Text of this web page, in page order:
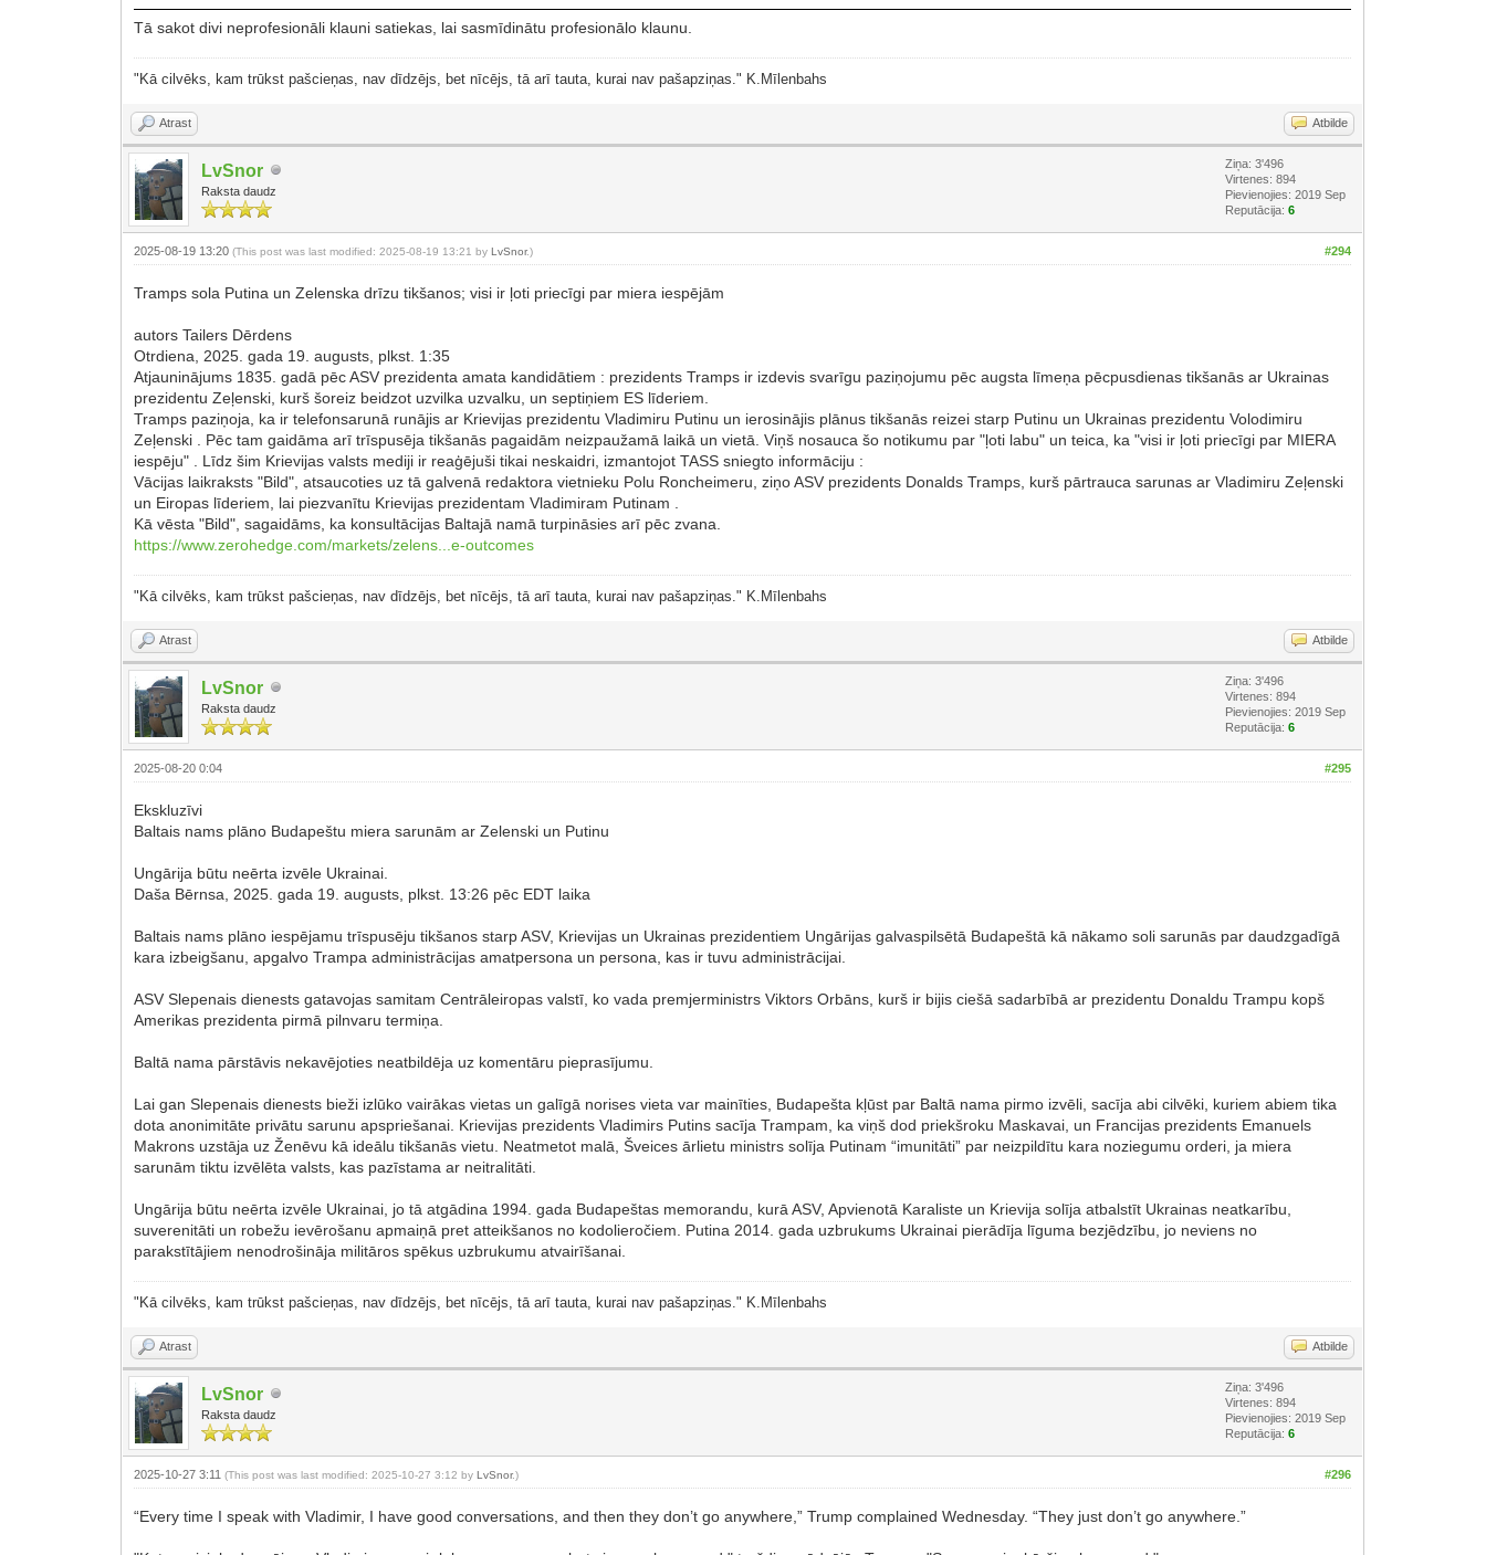
Tā sakot divi neprofesionāli klauni satiekas, lai sasmīdinātu profesionālo klaunu.
"Kā cilvēks, kam trūkst pašcieņas, nav dīdzējs, bet nīcējs, tā arī tauta, kurai nav pašapziņas." K.Mīlenbahs
Atrast Atbilde
LvSnor
Raksta daudz
Ziņa: 3'496
Virtenes: 894
Pievienojies: 2019 Sep
Reputācija:6
#294
2025-08-19 13:20(This post was last modified: 2025-08-19 13:21 byLvSnor.)
Tramps sola Putina un Zelenska drīzu tikšanos; visi ir ļoti priecīgi par miera iespējām
autors Tailers Dērdens
Otrdiena, 2025. gada 19. augusts, plkst. 1:35
Atjauninājums 1835. gadā pēc ASV prezidenta amata kandidātiem : prezidents Tramps ir izdevis svarīgu paziņojumu pēc augsta līmeņa pēcpusdienas tikšanās ar Ukrainas
prezidentu Zeļenski, kurš šoreiz beidzot uzvilka uzvalku, un septiņiem ES līderiem.
Tramps paziņoja, ka ir telefonsarunā runājis ar Krievijas prezidentu Vladimiru Putinu un ierosinājis plānus tikšanās reizei starp Putinu un Ukrainas prezidentu Volodimiru
Zeļenski . Pēc tam gaidāma arī trīspusēja tikšanās pagaidām neizpaužamā laikā un vietā. Viņš nosauca šo notikumu par "ļoti labu" un teica, ka "visi ir ļoti priecīgi par MIERA
iespēju" . Līdz šim Krievijas valsts mediji ir reaģējuši tikai neskaidri, izmantojot TASS sniegto informāciju :
Vācijas laikraksts "Bild", atsaucoties uz tā galvenā redaktora vietnieku Polu Roncheimeru, ziņo ASV prezidents Donalds Tramps, kurš pārtrauca sarunas ar Vladimiru Zeļenski
un Eiropas līderiem, lai piezvanītu Krievijas prezidentam Vladimiram Putinam .
Kā vēsta "Bild", sagaidāms, ka konsultācijas Baltajā namā turpināsies arī pēc zvana.
https://www.zerohedge.com/markets/zelens...e-outcomes
"Kā cilvēks, kam trūkst pašcieņas, nav dīdzējs, bet nīcējs, tā arī tauta, kurai nav pašapziņas." K.Mīlenbahs
Atrast Atbilde
LvSnor
Raksta daudz
Ziņa: 3'496
Virtenes: 894
Pievienojies: 2019 Sep
Reputācija:6
#295
2025-08-20 0:04
Ekskluzīvi
Baltais nams plāno Budapeštu miera sarunām ar Zelenski un Putinu
Ungārija būtu neērta izvēle Ukrainai.
Daša Bērnsa, 2025. gada 19. augusts, plkst. 13:26 pēc EDT laika
Baltais nams plāno iespējamu trīspusēju tikšanos starp ASV, Krievijas un Ukrainas prezidentiem Ungārijas galvaspilsētā Budapeštā kā nākamo soli sarunās par daudzgadīgā
kara izbeigšanu, apgalvo Trampa administrācijas amatpersona un persona, kas ir tuvu administrācijai.
ASV Slepenais dienests gatavojas samitam Centrāleiropas valstī, ko vada premjerministrs Viktors Orbāns, kurš ir bijis ciešā sadarbībā ar prezidentu Donaldu Trampu kopš
Amerikas prezidenta pirmā pilnvaru termiņa.
Baltā nama pārstāvis nekavējoties neatbildēja uz komentāru pieprasījumu.
Lai gan Slepenais dienests bieži izlūko vairākas vietas un galīgā norises vieta var mainīties, Budapešta kļūst par Baltā nama pirmo izvēli, sacīja abi cilvēki, kuriem abiem tika
dota anonimitāte privātu sarunu apspriešanai. Krievijas prezidents Vladimirs Putins sacīja Trampam, ka viņš dod priekšroku Maskavai, un Francijas prezidents Emanuels
Makrons uzstāja uz Ženēvu kā ideālu tikšanās vietu. Neatmetot malā, Šveices ārlietu ministrs solīja Putinam “imunitāti” par neizpildītu kara noziegumu orderi, ja miera
sarunām tiktu izvēlēta valsts, kas pazīstama ar neitralitāti.
Ungārija būtu neērta izvēle Ukrainai, jo tā atgādina 1994. gada Budapeštas memorandu, kurā ASV, Apvienotā Karaliste un Krievija solīja atbalstīt Ukrainas neatkarību,
suverenitāti un robežu ievērošanu apmaiņā pret atteikšanos no kodolieročiem. Putina 2014. gada uzbrukums Ukrainai pierādīja līguma bezjēdzību, jo neviens no
parakstītājiem nenodrošināja militāros spēkus uzbrukumu atvairīšanai.
"Kā cilvēks, kam trūkst pašcieņas, nav dīdzējs, bet nīcējs, tā arī tauta, kurai nav pašapziņas." K.Mīlenbahs
Atrast Atbilde
LvSnor
Raksta daudz
Ziņa: 3'496
Virtenes: 894
Pievienojies: 2019 Sep
Reputācija:6
#296
2025-10-27 3:11(This post was last modified: 2025-10-27 3:12 byLvSnor.)
“Every time I speak with Vladimir, I have good conversations, and then they don’t go anywhere,” Trump complained Wednesday. “They just don’t go anywhere.”